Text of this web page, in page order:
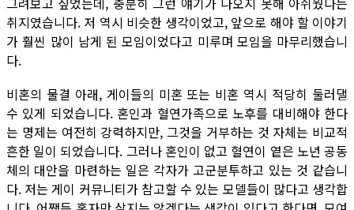
취지였습니다. 저 역시 비슷한 생각이었고, 앞으로 해야 할 이야기
가 훨씬 많이 남게 된 모임이었다고 미루며 모임을 마무리했습니
다.
비혼의 물결 아래, 게이들의 미혼 또는 비혼 역시 적당히 둘러댈
수 있게 되었습니다. 혼인과 혈연가족으로 노후를 대비해야 한다
는 명제는 여전히 강력하지만, 그것을 거부하는 것 자체는 비교적
흔한 일이 되었습니다. 그러나 혼인이 없고 혈연이 옅은 노년 공동
체의 대안을 마련하는 일은 각자가 고군분투하고 있는 것 같습니
다. 저는 게이 커뮤니티가 참고할 수 있는 모델들이 많다고 생각합